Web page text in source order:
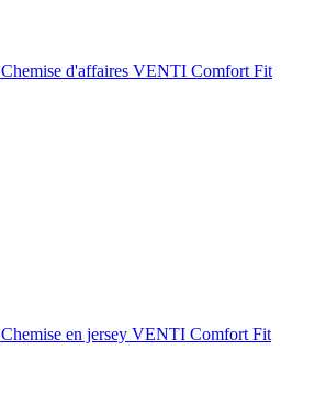
Chemise d'affaires VENTI Comfort Fit
Chemise en jersey VENTI Comfort Fit